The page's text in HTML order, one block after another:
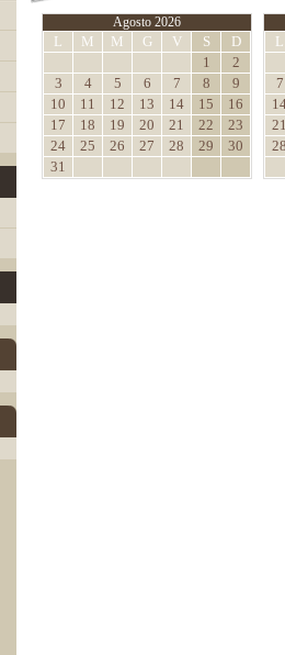
Agosto 2026
L M M G V S
D
1
2
3
4 5 6 7 8
9
10
11 12 13 14 15
16
17
18 19 20 21 22
23
24
25 26 27 28 29
30
31
L
7